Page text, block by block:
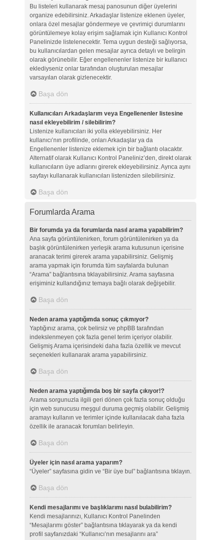
Bu listeleri kullanarak mesaj panosunun diğer üyelerini
organize edebilirsiniz. Arkadaşlar listenize eklenen üyeler,
onlara özel mesajlar göndermeye ve çevrimiçi durumlarını
görüntülemeye kolay erişim sağlamak için Kullanıcı Kontrol
Panelinizde listelenecektir. Tema uygun desteği sağlıyorsa,
bu kullanıcılardan gelen mesajlar ayrıca detaylı ve belirgin
olarak görünebilir. Eğer engellenenler listenize bir kullanıcı
eklediyseniz onlar tarafından oluşturulan mesajlar
varsayılan olarak gizlenecektir.
Başa dön
Kullanıcıları Arkadaşlarım veya Engellenenler listesine
nasıl ekleyebilirim / silebilirim?
Listenize kullanıcıları iki yolla ekleyebilirsiniz. Her
kullanıcı’nın profilinde, onları Arkadaşlar ya da
Engellenenler listenize eklemek için bir bağlantı olacaktır.
Alternatif olarak Kullanıcı Kontrol Paneliniz’den, direkt olarak
kullanıcıların üye adlarını girerek ekleyebilirsiniz. Ayrıca aynı
sayfayı kullanarak kullanıcıları listenizden silebilirsiniz.
Başa dön
Forumlarda Arama
Bir forumda ya da forumlarda nasıl arama yapabilirim?
Ana sayfa görüntülenirken, forum görüntülenirken ya da
başlık görüntülenirken yerleşik arama kutusunun içerisine
aranacak terimi girerek arama yapabilirsiniz. Gelişmiş
arama yapmak için forumda tüm sayfalarda bulunan
“Arama” bağlantısına tıklayabilirsiniz. Arama sayfasına
erişiminiz kullandığınız temaya bağlı olarak değişebilir.
Başa dön
Neden arama yaptığımda sonuç çıkmıyor?
Yaptığınız arama, çok belirsiz ve phpBB tarafından
indekslenmeyen çok fazla genel terim içeriyor olabilir.
Gelişmiş Arama içerisindeki daha fazla özellik ve mevcut
seçenekleri kullanarak arama yapabilirsiniz.
Başa dön
Neden arama yaptığımda boş bir sayfa çıkıyor!?
Arama sorgunuzla ilgili geri dönen çok fazla sonuç olduğu
için web sunucusu meşgul duruma geçmiş olabilir. Gelişmiş
aramayı kullanın ve terimler içinde kullanılacak daha fazla
özellik ile aranacak forumları belirleyin.
Başa dön
Üyeler için nasıl arama yaparım?
“Üyeler” sayfasına gidin ve “Bir üye bul” bağlantısına tıklayın.
Başa dön
Kendi mesajlarımı ve başlıklarımı nasıl bulabilirim?
Kendi mesajlarınızı, Kullanıcı Kontrol Panelinden
“Mesajlarımı göster” bağlantısına tıklayarak ya da kendi
profil sayfanızdaki “Kullanıcı’nın mesajlarını ara”